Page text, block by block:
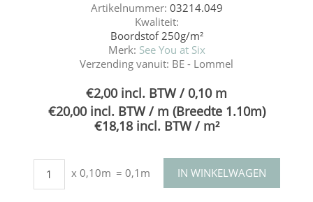
Artikelnummer: 03214.049
Kwaliteit:
Boordstof 250g/m²
Merk: See You at Six
Verzending vanuit: BE - Lommel
€2,00 incl. BTW / 0,10 m
€20,00 incl. BTW / m (Breedte 1.10m)
€18,18 incl. BTW / m²
x 0,10m = 0,1m